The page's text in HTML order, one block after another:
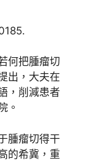
何把腫瘤切
出，大夫在
，削減患者
。
腫瘤切得干
的希冀，重